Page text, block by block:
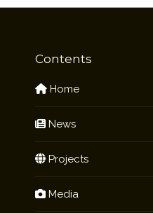
Contents
Home
News
Projects
Media